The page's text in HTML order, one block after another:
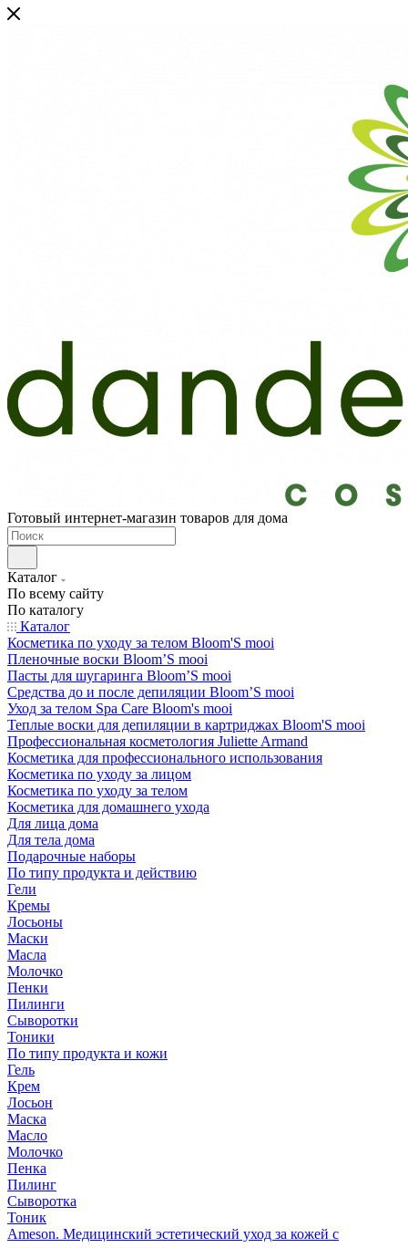
Готовый интернет-магазин товаров для дома
Каталог
По всему сайту
По каталогу
Каталог
Косметика по уходу за телом Bloom'S mooi
Пленочные воски Bloom’S mooi
Пасты для шугаринга Bloom’S mooi
Средства до и после депиляции Bloom’S mooi
Уход за телом Spa Care Bloom's mooi
Теплые воски для депиляции в картриджах Bloom'S mooi
Профессиональная косметология Juliette Armand
Косметика для профессионального использования
Косметика по уходу за лицом
Косметика по уходу за телом
Косметика для домашнего ухода
Для лица дома
Для тела дома
Подарочные наборы
По типу продукта и действию
Гели
Кремы
Лосьоны
Маски
Масла
Молочко
Пенки
Пилинги
Сыворотки
Тоники
По типу продукта и кожи
Гель
Крем
Лосьон
Маска
Масло
Молочко
Пенка
Пилинг
Сыворотка
Тоник
Ameson. Медицинский эстетический уход за кожей с